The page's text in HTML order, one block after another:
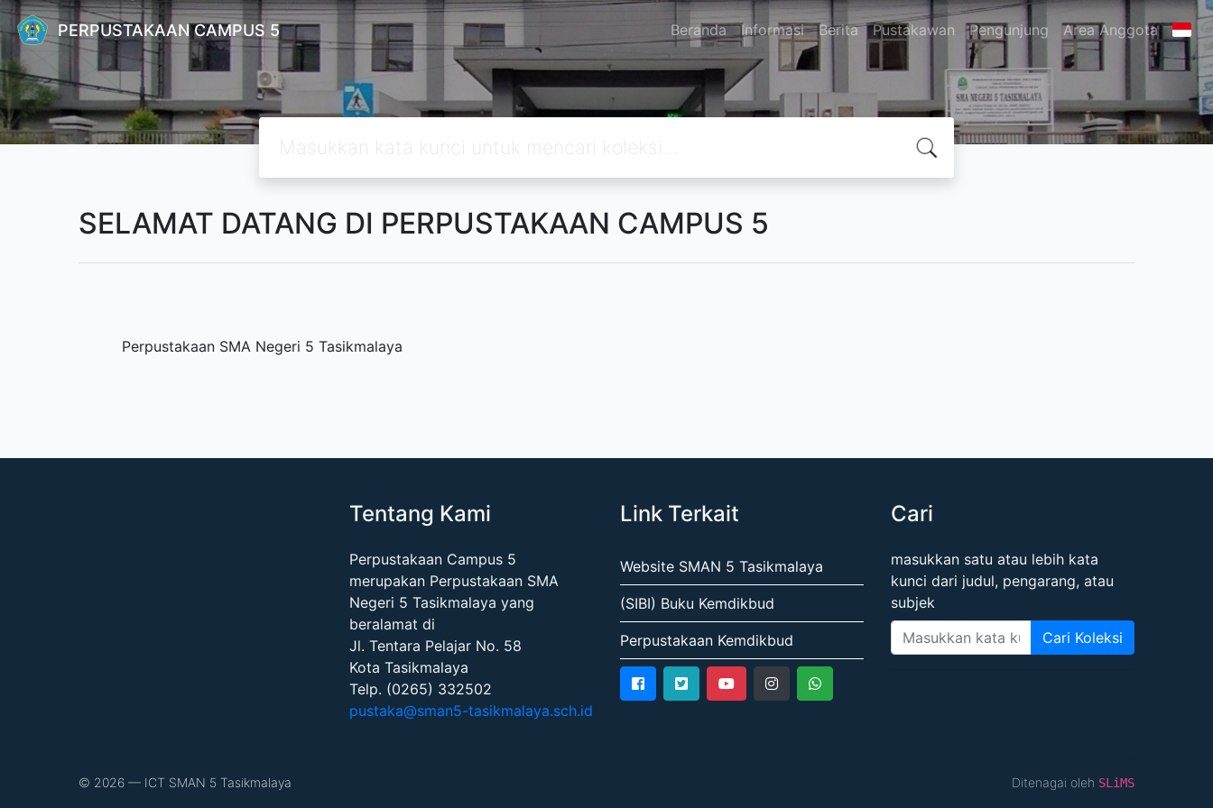
PERPUSTAKAAN CAMPUS 5 Beranda Informasi Berita Pustakawan Pengunjung Area Anggota
SELAMAT DATANG DI PERPUSTAKAAN CAMPUS 5
Perpustakaan SMA Negeri 5 Tasikmalaya
Tentang Kami
Perpustakaan Campus 5
merupakan Perpustakaan SMA
Negeri 5 Tasikmalaya yang
beralamat di
Jl. Tentara Pelajar No. 58
Kota Tasikmalaya
Telp. (0265) 332502
pustaka@sman5-tasikmalaya.sch.id
Link Terkait
Website SMAN 5 Tasikmalaya
(SIBI) Buku Kemdikbud
Perpustakaan Kemdikbud
Cari
masukkan satu atau lebih kata
kunci dari judul, pengarang, atau
subjek
Cari Koleksi
© 2026 — ICT SMAN 5 Tasikmalaya Ditenagai oleh SLiMS